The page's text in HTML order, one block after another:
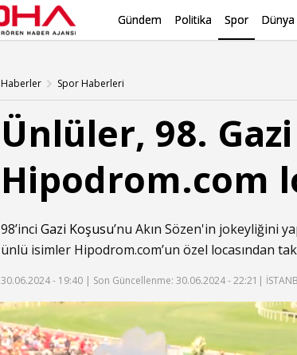
Gündem Politika Spor Dünya
Haberler Spor Haberleri
Ünlüler, 98.
Hipodrom.com
98’inci Gazi Koşusu’nu Akın Sözen'in jokeyliğini
ünlü isimler Hipodrom.com’un özel locasından
30.06.2024 - 19:40 | Son Güncellenme: 30.06.2024 - 22:21 |